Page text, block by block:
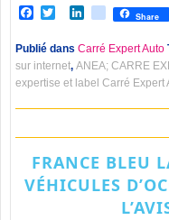
Facebook
TwitterLinkedIn
viadeoShare
Publié dans Carré Expert Auto
sur internet, ANEA; CARRE
expertise et label Carré Expert
FRANCE BLEU
VÉHICULES